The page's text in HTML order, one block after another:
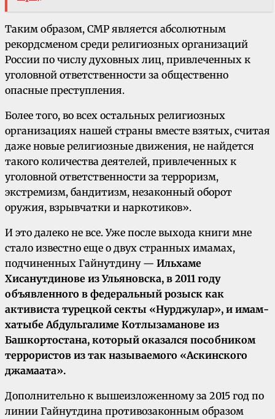
Таким образом, СМР является абсолютным
рекордсменом среди религиозных организаций
России по числу духовных лиц, привлеченных к
уголовной ответственности за общественно
опасные преступления.
Более того, во всех остальных религиозных
организациях нашей страны вместе взятых, считая
даже новые религиозные движения, не найдется
такого количества деятелей, привлеченных к
уголовной ответственности за терроризм,
экстремизм, бандитизм, незаконный оборот
оружия, взрывчатки и наркотиков».
И это далеко не все. Уже после выхода книги мне
стало известно еще о двух странных имамах,
подчиненных Гайнутдину — Ильхаме
Хисанутдинове из Ульяновска, в 2011 году
объявленного в федеральный розыск как
активиста турецкой секты «Нурджулар», и имам-
хатыбе Абдульгалиме Котлызаманове из
Башкортостана, который оказался пособником
террористов из так называемого «Аскинского
джамаата».
Дополнительно к вышеизложенному за 2015 год по
линии Гайнутдина противозаконным образом